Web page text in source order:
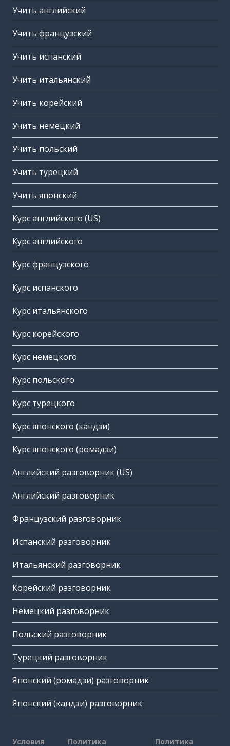
Учить английский
Учить французский
Учить испанский
Учить итальянский
Учить корейский
Учить немецкий
Учить польский
Учить турецкий
Учить японский
Курс английского (US)
Курс английского
Курс французского
Курс испанского
Курс итальянского
Курс корейского
Курс немецкого
Курс польского
Курс турецкого
Курс японского (кандзи)
Курс японского (ромадзи)
Английский разговорник (US)
Английский разговорник
Французский разговорник
Испанский разговорник
Итальянский разговорник
Корейский разговорник
Немецкий разговорник
Польский разговорник
Турецкий разговорник
Японский (ромадзи) разговорник
Японский (кандзи) разговорник
Условия Политика Политика